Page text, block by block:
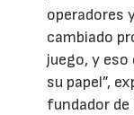
operadores
cambiado
juego, y eso
su papel”,
fundador de